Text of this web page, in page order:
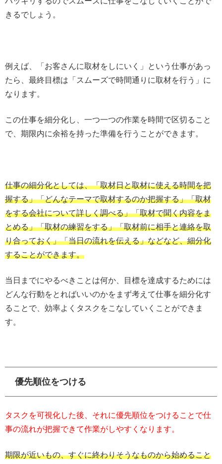
きるでしょう。
例えば、「お客さんに取材をしにいく」という仕事があっ
たら、最終目標は「スムーズで時間通りに取材を行う」に
なります。
この仕事を細分化し、一つ一つの作業を時間で区切ること
で、期限内に余裕を持った準備を行うことができます。
仕事の細分化としては、「取材日と取材に使える時間を把
握する」「どんなテーマで取材するのか把握する」「取材
をする会社について詳しく調べる」「取材で聞く内容をま
とめる」「取材の練習をする」「取材前に相手と連絡を取
り合っておく」「当日の流れを伝える」などなど、細分化
することができます。
当日までにやるべきことは何か、目標を達成するためには
どんな行動をとればいいのかをまず考えて仕事を細分化す
ることで、効率よくタスクをこなしていくことができま
す。
優先順位をつける
タスクを可視化した後、それに優先順位をつけることで仕
事の流れが把握できて作業がしやすくなります。
期限が近いもの、すぐに終わりそうなものから始めること